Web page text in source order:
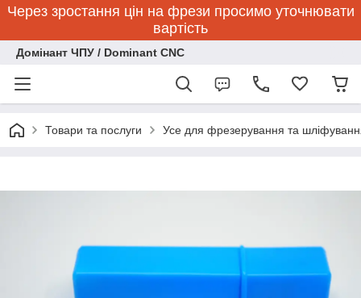
Через зростання цін на фрези просимо уточнювати
вартість
Домінант ЧПУ / Dominant CNC
Товари та послуги Усе для фрезерування та